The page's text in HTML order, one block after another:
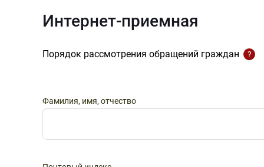
Интернет-приемная
Порядок рассмотрения обращений граждан ?
Фамилия, имя, отчество